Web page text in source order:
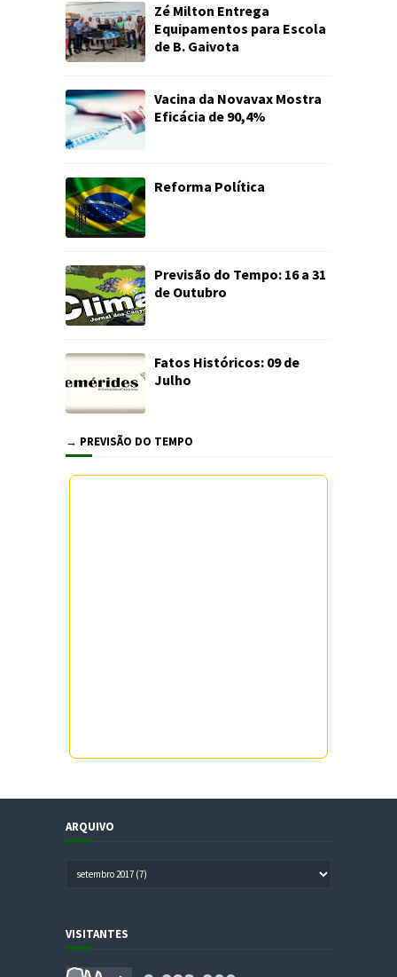
Zé Milton Entrega
Equipamentos para Escola
de B. Gaivota
Vacina da Novavax Mostra
Eficácia de 90,4%
Reforma Política
Previsão do Tempo: 16 a 31
de Outubro
Fatos Históricos: 09 de
Julho
→ PREVISÃO DO TEMPO
ARQUIVO
VISITANTES